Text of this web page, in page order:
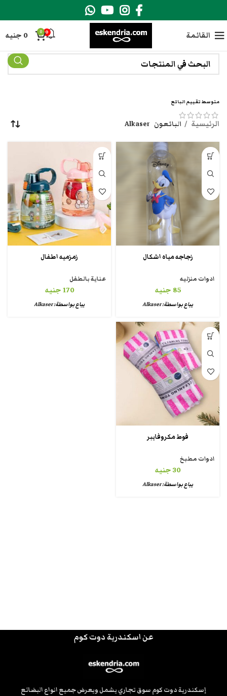
القائمة 0
0
0 جنيه
متوسط تقييم البائع
الرئيسية البائعون Alkaser
زجاجه مياه اشكال
ادوات منزليه
85 جنيه
يباع بواسطة:Alkaser
زمزميه اطفال
عناية بالطفل
170جنيه
يباع بواسطة:Alkaser
فوط مكروفايبر
ادوات مطبخ
30جنيه
يباع بواسطة:Alkaser
عن اسكندرية دوت كوم
إسكندرية دوت كوم سوق تجاري يشمل ويعرض جميع انواع البضائع